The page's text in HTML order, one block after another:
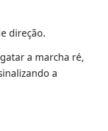
direção.
a marcha ré,
a